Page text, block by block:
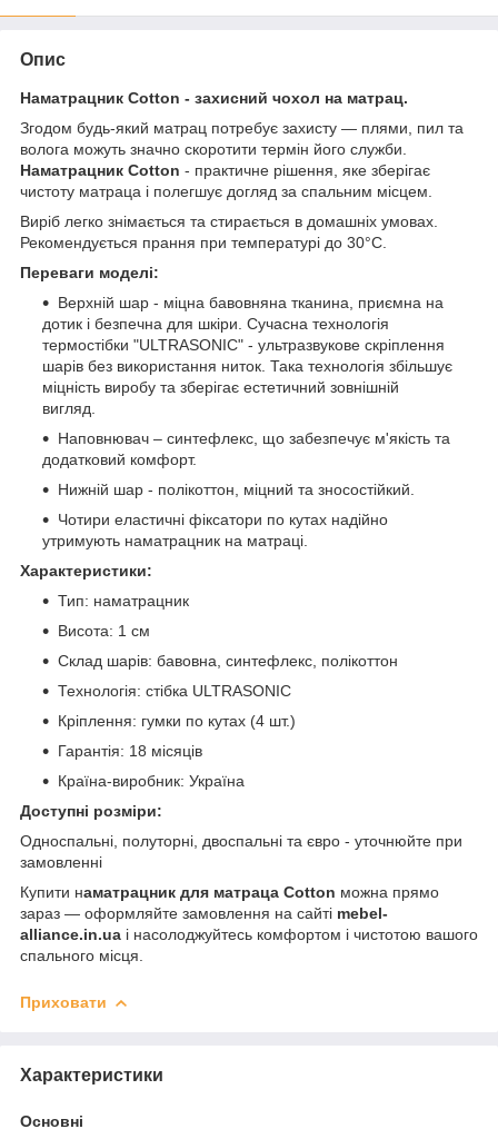
Опис
Наматрацник Cotton - захисний чохол на матрац.
Згодом будь-який матрац потребує захисту — плями, пил та
волога можуть значно скоротити термін його служби.
Наматрацник Cotton - практичне рішення, яке зберігає
чистоту матраца і полегшує догляд за спальним місцем.
Виріб легко знімається та стирається в домашніх умовах.
Рекомендується прання при температурі до 30°C.
Переваги моделі:
Верхній шар - міцна бавовняна тканина, приємна на
дотик і безпечна для шкіри. Сучасна технологія
термостібки "ULTRASONIC" - ультразвукове скріплення
шарів без використання ниток. Така технологія збільшує
міцність виробу та зберігає естетичний зовнішній
вигляд.
Наповнювач – синтефлекс, що забезпечує м'якість та
додатковий комфорт.
Нижній шар - полікоттон, міцний та зносостійкий.
Чотири еластичні фіксатори по кутах надійно
утримують наматрацник на матраці.
Характеристики:
Тип: наматрацник
Висота: 1 см
Склад шарів: бавовна, синтефлекс, полікоттон
Технологія: стібка ULTRASONIC
Кріплення: гумки по кутах (4 шт.)
Гарантія: 18 місяців
Країна-виробник: Україна
Доступні розміри:
Односпальні, полуторні, двоспальні та євро - уточнюйте при
замовленні
Купити наматрацник для матраца Cotton можна прямо
зараз — оформляйте замовлення на сайті mebel-
alliance.in.ua і насолоджуйтесь комфортом і чистотою вашого
спального місця.
Приховати
Характеристики
Основні